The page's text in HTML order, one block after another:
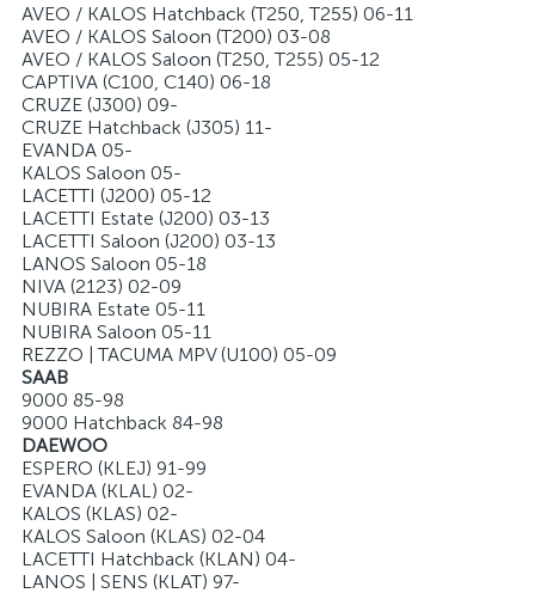
AVEO / KALOS Hatchback (T250, T255) 06-11
AVEO / KALOS Saloon (T200) 03-08
AVEO / KALOS Saloon (T250, T255) 05-12
CAPTIVA (C100, C140) 06-18
CRUZE (J300) 09-
CRUZE Hatchback (J305) 11-
EVANDA 05-
KALOS Saloon 05-
LACETTI (J200) 05-12
LACETTI Estate (J200) 03-13
LACETTI Saloon (J200) 03-13
LANOS Saloon 05-18
NIVA (2123) 02-09
NUBIRA Estate 05-11
NUBIRA Saloon 05-11
REZZO | TACUMA MPV (U100) 05-09
SAAB
9000 85-98
9000 Hatchback 84-98
DAEWOO
ESPERO (KLEJ) 91-99
EVANDA (KLAL) 02-
KALOS (KLAS) 02-
KALOS Saloon (KLAS) 02-04
LACETTI Hatchback (KLAN) 04-
LANOS | SENS (KLAT) 97-